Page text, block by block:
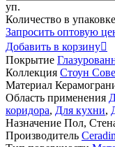
уп.
Количество в
Запросить оптовую
Добавить в корзину
Покрытие
Коллекция Стоун
Материал
Область применения
коридора, Для кухни,
Назначение Пол,
Производитель